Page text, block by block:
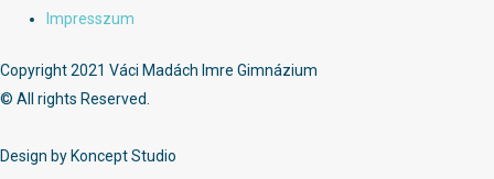
Impresszum
Copyright 2021 Váci Madách Imre Gimnázium
© All rights Reserved.
Design by Koncept Studio